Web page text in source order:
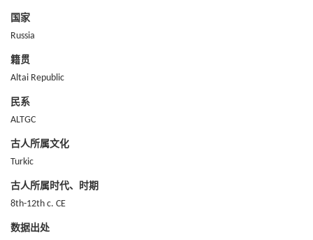
国家
Russia
籍贯
Altai Republic
民系
ALTGC
古人所属文化
Turkic
古人所属时代、时期
8th-12th c. CE
数据出处